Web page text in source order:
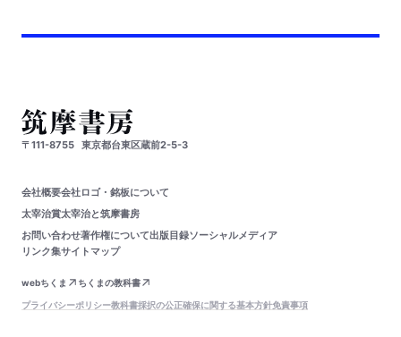
〒111-8755 東京都台東区蔵前2-5-3
会社概要会社ロゴ・銘板について
太宰治賞太宰治と筑摩書房
お問い合わせ著作権について出版目録ソーシャルメディア
リンク集サイトマップ
webちくま
ちくまの教科書
プライバシーポリシー教科書採択の公正確保に関する基本方針免責事項